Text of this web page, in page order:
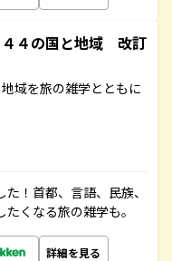
４の国と地域 改訂
域を旅の雑学とともに
！首都、言語、民族、
くなる旅の雑学も。
詳細を見る